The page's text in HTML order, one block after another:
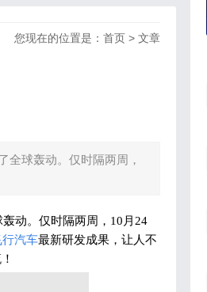
您现在的位置是： 首页 > 文章
全球轰动。仅时隔两周，
动。仅时隔两周，10月24
行汽车最新研发成果，让人不